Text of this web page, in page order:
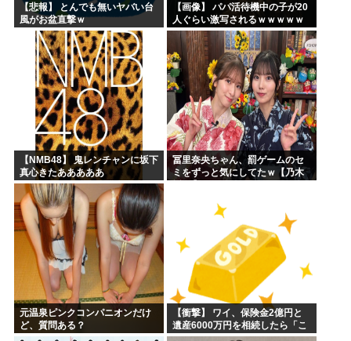
【悲報】 とんでも無いヤバい台
風がお盆直撃ｗ
【画像】 パパ活待機中の子が20
人ぐらい激写されるｗｗｗｗｗ
ｗｗｗｗｗｗ
【NMB48】 鬼レンチャンに坂下
真心きたあああああ
冨里奈央ちゃん、罰ゲームのセ
ミをずっと気にしてたｗ【乃木
元温泉ピンクコンパニオンだけ
ど、質問ある？
【衝撃】 ワイ、保険金2億円と
遺産6000万円を相続したら「こ
う」なった・・・